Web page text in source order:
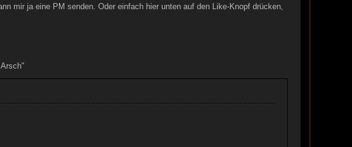
mir ja eine PM senden. Oder einfach hier unten auf den Like-Knopf drücken,